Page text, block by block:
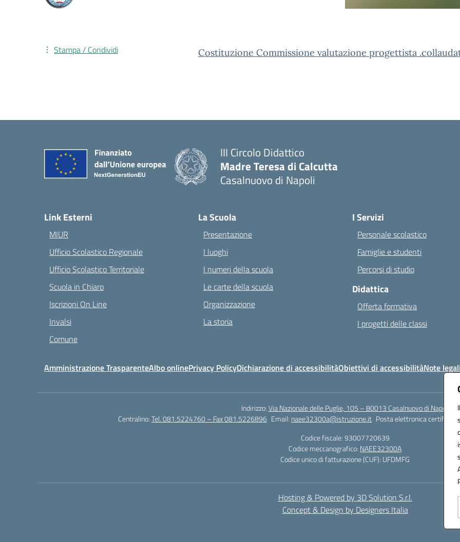
Stampa / Condividi Costituzione Commissione valutazione progettista
III Circolo Didattico
Madre Teresa di Calcutta
Casalnuovo di Napoli
Link Esterni
MIUR
Ufficio Scolastico Regionale
Ufficio Scolastico Territoriale
Scuola in Chiaro
Iscrizioni On Line
Invalsi
Comune
La Scuola
Presentazione
I luoghi
I numeri della scuola
Le carte della scuola
Organizzazione
La storia
I Servizi
Personale scolastico
Famiglie e studenti
Percorsi di studio
Didattica
Offerta formativa
I progetti delle classi
Amministrazione TrasparenteAlbo onlinePrivacy PolicyDichiarazione di accessibilitàObiettivi di accessibilitàNote
Indirizzo:Via Nazionale delle Puglie, 105 – 80013 Casalnuovo di Napoli
Centralino:Tel. 081.5224760 – Fax 081.5226896 Email: naee32300a@istruzione.it Posta elettronica certificata
Codice fiscale: 93007720639
Codice meccanografico: NAEE32300A
Codice unico di fatturazione (CUF): UFDMFG
Hosting & Powered by 3D Solution S.r.l.
Concept & Design by Designers Italia